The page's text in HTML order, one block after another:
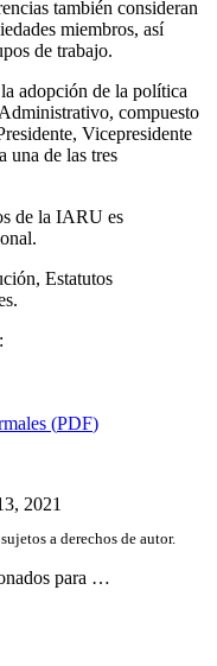
también consideran
miembros, así
de trabajo.
adopción de la política
compuesto
Vicepresidente
una de las tres
de la IARU es
Estatutos
(PDF)
2021
a derechos de autor.
para …